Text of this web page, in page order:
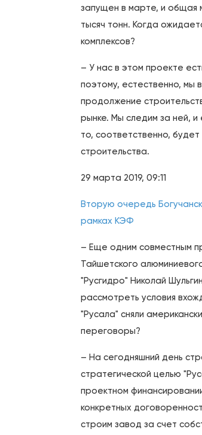
запущен в марте, и общая
тысяч тонн. Когда
комплексов?
– У нас в этом проекте
поэтому, естественно, мы
продолжение
рынке. Мы следим за ней,
то, соответственно,
строительства.
29 марта 2019, 09:11
Вторую очередь
рамках КЭФ
– Еще одним совместным
Тайшетского
"Русгидро" Николай
рассмотреть условия
"Русала" сняли
переговоры?
– На сегодняшний день
стратегической целью
проектном
конкретных
строим завод за счет